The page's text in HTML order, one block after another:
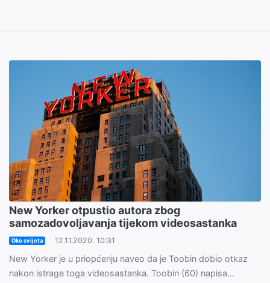
New Yorker otpustio autora zbog
samozadovoljavanja tijekom videosastanka
Oko svijeta 12.11.2020. 10:31
New Yorker je u priopćenju naveo da je Toobin dobio otkaz
nakon istrage toga videosastanka. Toobin (60) napisa...